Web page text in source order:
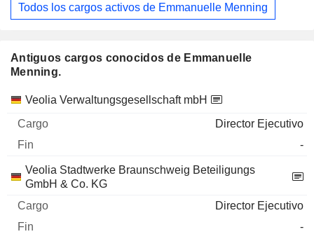
Todos los cargos activos de Emmanuelle Menning
Antiguos cargos conocidos de Emmanuelle
Menning.
Empresas Cargo Fin
Veolia Verwaltungsgesellschaft mbH
Director Ejecutivo
-
Veolia Stadtwerke Braunschweig Beteiligungs
GmbH & Co. KG
Director Ejecutivo
-